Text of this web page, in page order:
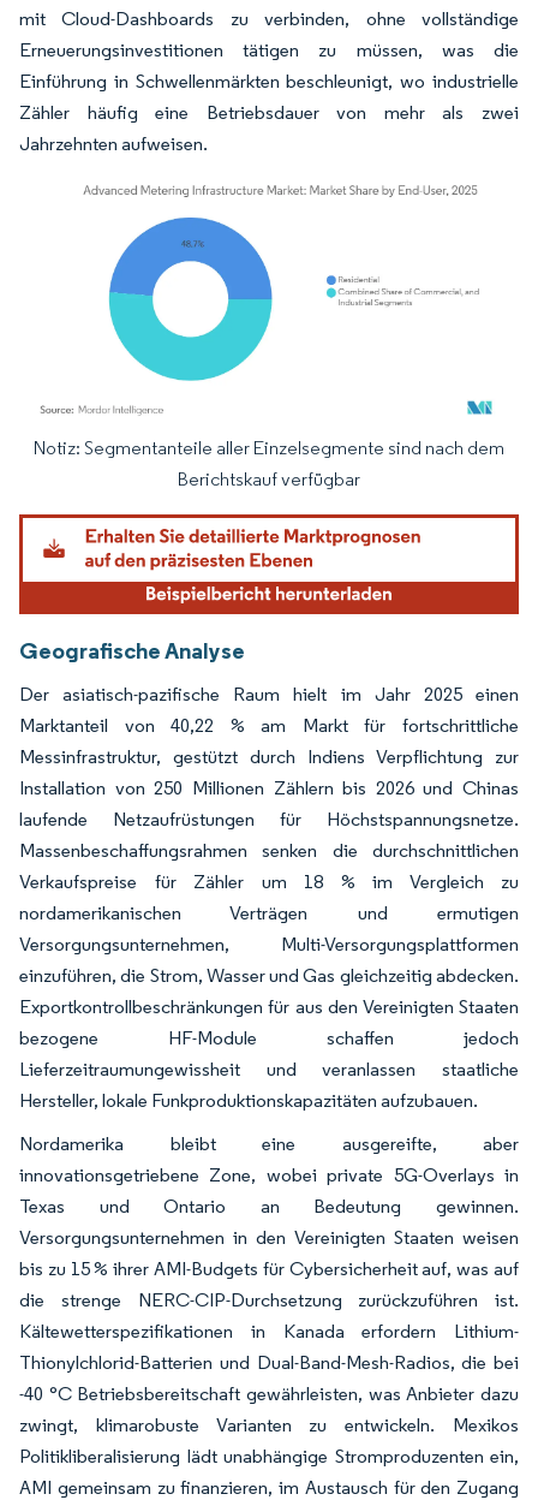
mit Cloud-Dashboards zu verbinden, ohne vollständige
Erneuerungsinvestitionen tätigen zu müssen, was die
Einführung in Schwellenmärkten beschleunigt, wo industrielle
Zähler häufig eine Betriebsdauer von mehr als zwei
Jahrzehnten aufweisen.
Bild © Mordor Intelligence. Wiederverwendung erfordert Namensnennung
Notiz: Segmentanteile aller Einzelsegmente sind nach dem
Berichtskauf verfügbar
Geografische Analyse
Der asiatisch-pazifische Raum hielt im Jahr 2025 einen
Marktanteil von 40,22 % am Markt für fortschrittliche
Messinfrastruktur, gestützt durch Indiens Verpflichtung zur
Installation von 250 Millionen Zählern bis 2026 und Chinas
laufende Netzaufrüstungen für Höchstspannungsnetze.
Massenbeschaffungsrahmen senken die durchschnittlichen
Verkaufspreise für Zähler um 18 % im Vergleich zu
nordamerikanischen Verträgen und ermutigen
Versorgungsunternehmen, Multi-Versorgungsplattformen
einzuführen, die Strom, Wasser und Gas gleichzeitig abdecken.
Exportkontrollbeschränkungen für aus den Vereinigten Staaten
bezogene HF-Module schaffen jedoch
Lieferzeitraumungewissheit und veranlassen staatliche
Hersteller, lokale Funkproduktionskapazitäten aufzubauen.
Nordamerika bleibt eine ausgereifte, aber
innovationsgetriebene Zone, wobei private 5G-Overlays in
Texas und Ontario an Bedeutung gewinnen.
Versorgungsunternehmen in den Vereinigten Staaten weisen
bis zu 15 % ihrer AMI-Budgets für Cybersicherheit auf, was auf
die strenge NERC-CIP-Durchsetzung zurückzuführen ist.
Kältewetterspezifikationen in Kanada erfordern Lithium-
Thionylchlorid-Batterien und Dual-Band-Mesh-Radios, die bei
-40 °C Betriebsbereitschaft gewährleisten, was Anbieter dazu
zwingt, klimarobuste Varianten zu entwickeln. Mexikos
Politikliberalisierung lädt unabhängige Stromproduzenten ein,
AMI gemeinsam zu finanzieren, im Austausch für den Zugang